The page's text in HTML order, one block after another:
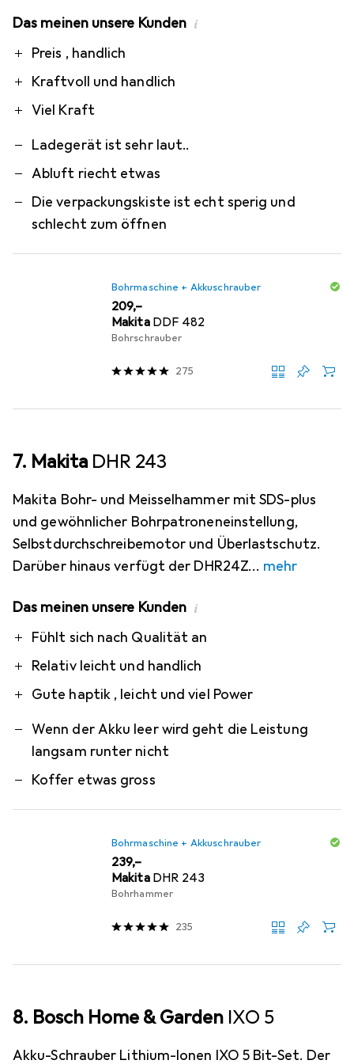
Das meinen unsere Kunden i
ProPreis , handlich
Kraftvoll und handlich
Viel Kraft
Contra
Ladegerät ist sehr laut..
Abluft riecht etwas
Die verpackungskiste ist echt sperig und
schlecht zum öffnen
Bohrmaschine + Akkuschrauber
EUR
209,–
Makita DDF 482
Bohrschrauber
275
7. Makita DHR 243
Makita Bohr- und Meisselhammer mit SDS-plus
und gewöhnlicher Bohrpatroneneinstellung,
Selbstdurchschreibemotor und Überlastschutz.
Darüber hinaus verfügt der DHR24Z
mehr
Das meinen unsere Kunden i
ProFühlt sich nach Qualität an
Relativ leicht und handlich
Gute haptik , leicht und viel Power
Contra
Wenn der Akku leer wird geht die Leistung
langsam runter nicht
Koffer etwas gross
Bohrmaschine + Akkuschrauber
EUR
239,–
Makita DHR 243
Bohrhammer
235
8. Bosch Home & Garden IXO 5
Akku-Schrauber Lithium-Ionen IXO 5 Bit-Set. Der